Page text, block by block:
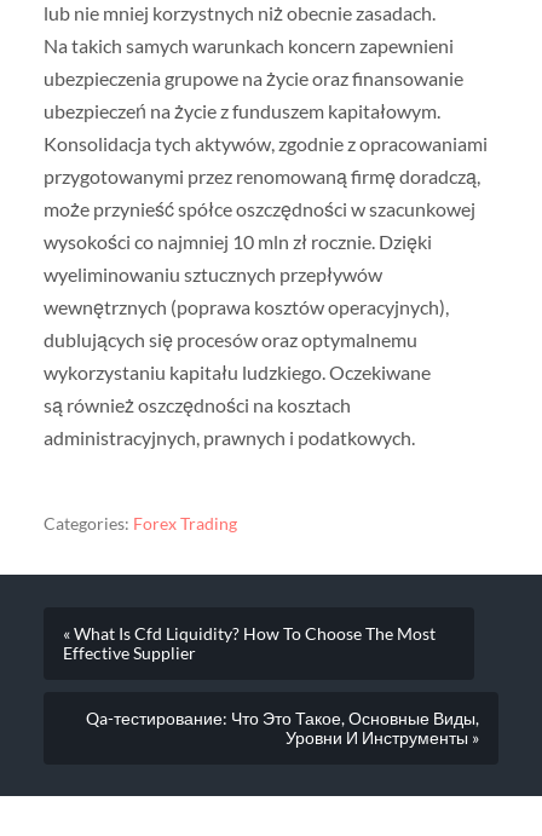
lub nie mniej korzystnych niż obecnie zasadach.
Na takich samych warunkach koncern zapewnieni
ubezpieczenia grupowe na życie oraz finansowanie
ubezpieczeń na życie z funduszem kapitałowym.
Konsolidacja tych aktywów, zgodnie z opracowaniami
przygotowanymi przez renomowaną firmę doradczą,
może przynieść spółce oszczędności w szacunkowej
wysokości co najmniej 10 mln zł rocznie. Dzięki
wyeliminowaniu sztucznych przepływów
wewnętrznych (poprawa kosztów operacyjnych),
dublujących się procesów oraz optymalnemu
wykorzystaniu kapitału ludzkiego. Oczekiwane
są również oszczędności na kosztach
administracyjnych, prawnych i podatkowych.
Categories: Forex Trading
« What Is Cfd Liquidity? How To Choose The Most
Effective Supplier
Qa-тестирование: Что Это Такое, Основные Виды,
Уровни И Инструменты »